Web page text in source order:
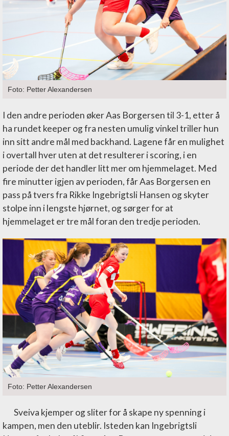
Foto: Petter Alexandersen
I den andre perioden øker Aas Borgersen til 3-1, etter å
ha rundet keeper og fra nesten umulig vinkel triller hun
inn sitt andre mål med backhand. Lagene får en mulighet
i overtall hver uten at det resulterer i scoring, i en
periode der det handler litt mer om hjemmelaget. Med
fire minutter igjen av perioden, får Aas Borgersen en
pass på tvers fra Rikke Ingebrigtsli Hansen og skyter
stolpe inn i lengste hjørnet, og sørger for at
hjemmelaget er tre mål foran den tredje perioden.
Foto: Petter Alexandersen
Sveiva kjemper og sliter for å skape ny spenning i
kampen, men den uteblir. Isteden kan Ingebrigtsli